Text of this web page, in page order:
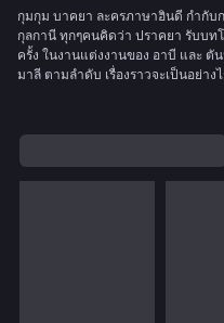
กุมกุม บาคยา ละครภาษาฮินดี กำกับ
กุลกานี ทุกๆคนคิดว่า ปราคยา รับบท
ครั้ง ในงานแต่งงานของ อาบี และ ตั
มาลี ตามลำดับ เรื่องราวจะเป็นอย่าง